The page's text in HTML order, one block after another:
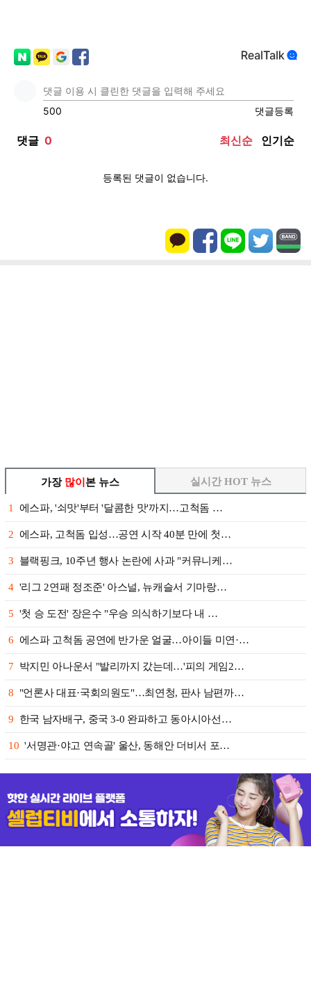
가장 많이 본 뉴스
1 에스파, '쇠맛'부터 '달콤한 맛'까지…고척돔 …
2 에스파, 고척돔 입성…공연 시작 40분 만에 첫…
3 블랙핑크, 10주년 행사 논란에 사과 "커뮤니케…
4 '리그 2연패 정조준' 아스널, 뉴캐슬서 기마랑…
5 '첫 승 도전' 장은수 "우승 의식하기보다 내 …
6 에스파 고척돔 공연에 반가운 얼굴…아이들 미연·…
7 박지민 아나운서 "발리까지 갔는데…'피의 게임2…
8 "언론사 대표·국회의원도"…최연청, 판사 남편까…
9 한국 남자배구, 중국 3-0 완파하고 동아시아선…
10 '서명관·야고 연속골' 울산, 동해안 더비서 포…
실시간 HOT 뉴스